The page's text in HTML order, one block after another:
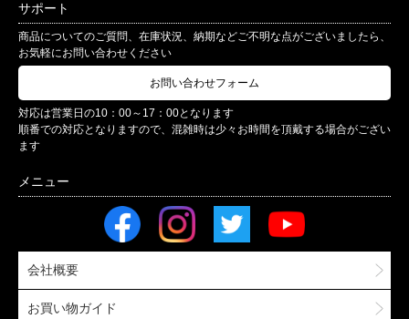
サポート
商品についてのご質問、在庫状況、納期などご不明な点がございましたら、
お気軽にお問い合わせください
お問い合わせフォーム
対応は営業日の10：00～17：00となります
順番での対応となりますので、混雑時は少々お時間を頂戴する場合がござい
ます
会社概要
お買い物ガイド